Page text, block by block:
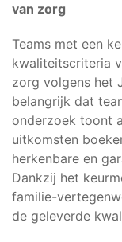
van zorg
Teams met een
kwaliteitscriteria
zorg volgens het
belangrijk dat
onderzoek toont
uitkomsten
herkenbare en
Dankzij het
familie-
de geleverde